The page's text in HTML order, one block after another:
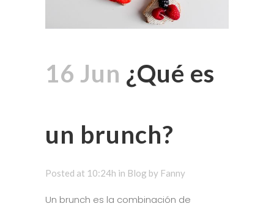
16 Jun ¿Qué es
un brunch?
Posted at 10:24h in Blog by Fanny
Un brunch es la combinación de